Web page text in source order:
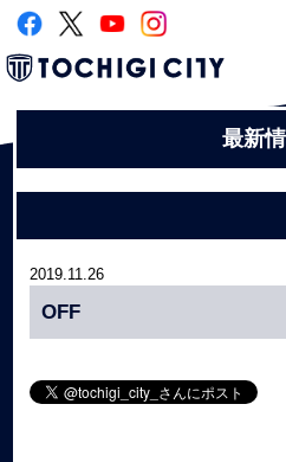
最新
2019.11.26
OFF